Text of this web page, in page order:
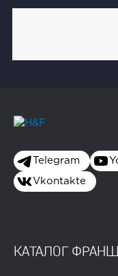
Telegram
Vkontakte
КАТАЛОГ